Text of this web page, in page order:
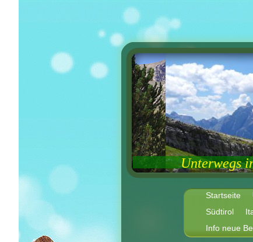
Unterwegs
Startseite
Südtirol
Info neue